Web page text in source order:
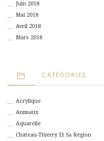
Juin 2018
Mai 2018
Avril 2018
Mars 2018
CATÉGORIES
Acrylique
Animaux
Aquarelle
Château-Thierry Et Sa Région